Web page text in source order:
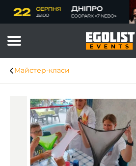
Майстер-класи